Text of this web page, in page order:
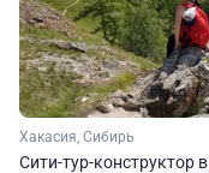
Хакасия, Сибирь
Сити-тур-конструктор в